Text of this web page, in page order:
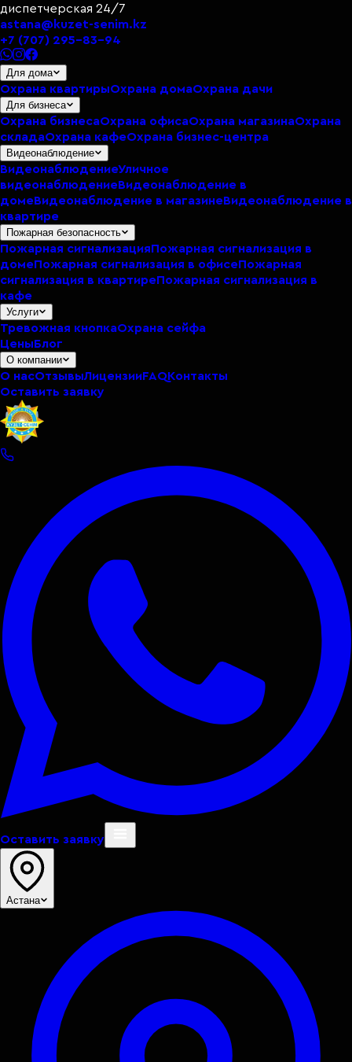
диспетчерская 24/7
astana@kuzet-senim.kz
+7 (707) 295-83-94
Для дома
Охрана квартирыОхрана домаОхрана дачи
Для бизнеса
Охрана бизнесаОхрана офисаОхрана магазинаОхрана
складаОхрана кафеОхрана бизнес-центра
Видеонаблюдение
ВидеонаблюдениеУличное
видеонаблюдениеВидеонаблюдение в
домеВидеонаблюдение в магазинеВидеонаблюдение в
квартире
Пожарная безопасность
Пожарная сигнализацияПожарная сигнализация в
домеПожарная сигнализация в офисеПожарная
сигнализация в квартиреПожарная сигнализация в
кафе
Услуги
Тревожная кнопкаОхрана сейфа
ЦеныБлог
О компании
О насОтзывыЛицензииFAQКонтакты
Оставить заявку
Оставить заявку
Астана